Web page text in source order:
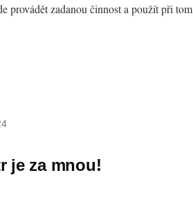
provádět zadanou činnost a použít při tom
je za mnou!